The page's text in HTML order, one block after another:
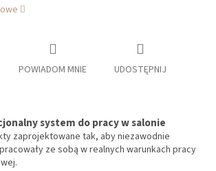
POWIADOM MNIE UDOSTĘPNIJ
system do pracy w salonie
zaprojektowane tak, aby niezawodnie
ze sobą w realnych warunkach pracy